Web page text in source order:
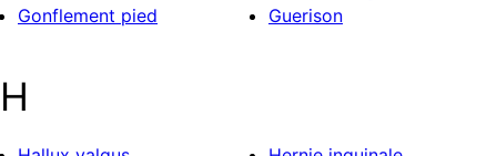
Gonflement pied
Guerison
H